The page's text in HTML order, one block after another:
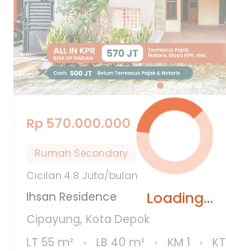
Loading...
Rp 570.000.000
Rumah Secondary
Cicilan 4.8 Juta/bulan
Ihsan Residence
Cipayung, Kota Depok
LT 55 m² LB 40 m² KM 1 KT